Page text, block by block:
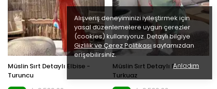
Alışveriş deneyiminizi iyileştirmek için
yasal düzenlemelere uygun çerezler
(cookies) kullanıyoruz. Detaylı bilgiye
Gizlilik ve Çerez Politikası sayfamızdan
erişebilirsiniz.
Anladım
Müslin Sırt Detaylı Elbise -
Turuncu
Müslin Sırt Detaylı Elbise -
Turkuaz